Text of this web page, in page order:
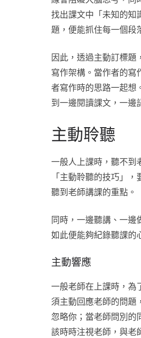
找出課文中「未知的知
題，便能抓住每一個段
因此，透過主動訂標題
寫作架構。當作者的寫
者寫作時的思路一起想
到一邊閱讀課文，一邊
主動聆聽
一般人上課時，聽不到
「主動聆聽的技巧」
聽到老師講課的重點。
同時，一邊聽講、一邊
如此便能夠紀錄聽課的
主動響應
一般老師在上課時，為
須主動回應老師的問題
忽略你；當老師問別的
該時時注視老師，與老